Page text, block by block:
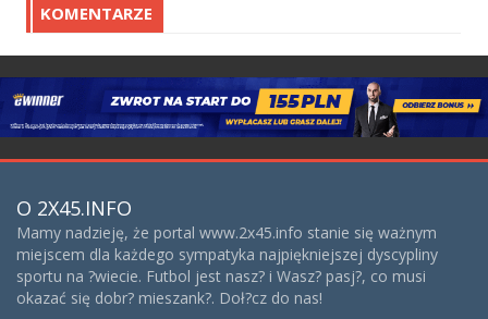
KOMENTARZE
O 2X45.INFO
Mamy nadzieję, że portal www.2x45.info stanie się ważnym
miejscem dla każdego sympatyka najpiękniejszej dyscypliny
sportu na ?wiecie. Futbol jest nasz? i Wasz? pasj?, co musi
okazać się dobr? mieszank?. Doł?cz do nas!